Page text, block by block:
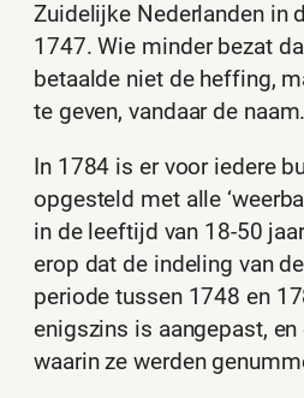
Zuidelijke Nederlanden in
1747. Wie minder bezat
betaalde niet de heffing,
te geven, vandaar de naam.
In 1784 is er voor iedere
opgesteld met alle
in de leeftijd van 18-50
erop dat de indeling van
periode tussen 1748 en
enigszins is aangepast,
waarin ze werden